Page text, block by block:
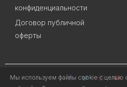
конфиденциальности
Договор публичной
оферты
Мы используем файлы cookie с целью